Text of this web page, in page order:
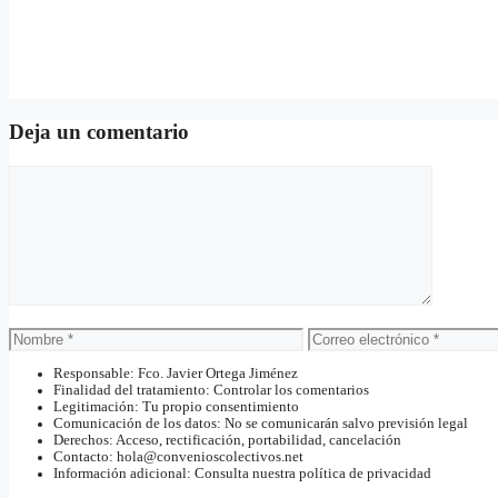
Deja un comentario
Nombre
Correo
electrónico
Responsable: Fco. Javier Ortega Jiménez
Finalidad del tratamiento: Controlar los comentarios
Legitimación: Tu propio consentimiento
Comunicación de los datos: No se comunicarán salvo previsión legal
Derechos: Acceso, rectificación, portabilidad, cancelación
Contacto: hola@convenioscolectivos.net
Información adicional: Consulta nuestra política de privacidad